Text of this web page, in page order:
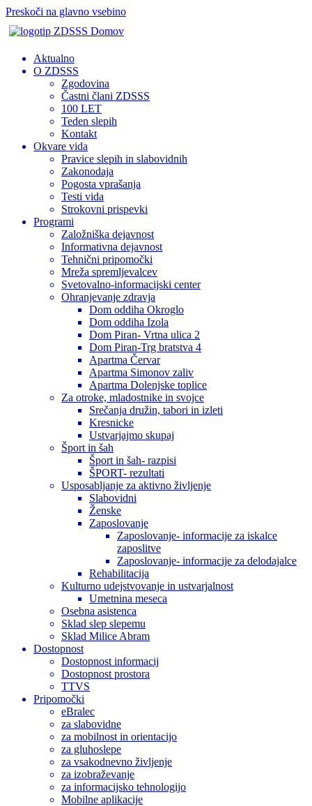
Preskoči na glavno vsebino
Domov
Aktualno
O ZDSSS
Zgodovina
Častni člani ZDSSS
100 LET
Teden slepih
Kontakt
Okvare vida
Pravice slepih in slabovidnih
Zakonodaja
Pogosta vprašanja
Testi vida
Strokovni prispevki
Programi
Založniška dejavnost
Informativna dejavnost
Tehnični pripomočki
Mreža spremljevalcev
Svetovalno-informacijski center
Ohranjevanje zdravja
Dom oddiha Okroglo
Dom oddiha Izola
Dom Piran- Vrtna ulica 2
Dom Piran-Trg bratstva 4
Apartma Červar
Apartma Simonov zaliv
Apartma Dolenjske toplice
Za otroke, mladostnike in svojce
Srečanja družin, tabori in izleti
Kresnicke
Ustvarjajmo skupaj
Šport in šah
Šport in šah- razpisi
ŠPORT- rezultati
Usposabljanje za aktivno življenje
Slabovidni
Ženske
Zaposlovanje
Zaposlovanje- informacije za iskalce
zaposlitve
Zaposlovanje- informacije za delodajalce
Rehabilitacija
Kulturno udejstvovanje in ustvarjalnost
Umetnina meseca
Osebna asistenca
Sklad slep slepemu
Sklad Milice Abram
Dostopnost
Dostopnost informacij
Dostopnost prostora
TTVS
Pripomočki
eBralec
za slabovidne
za mobilnost in orientacijo
za gluhoslepe
za vsakodnevno življenje
za izobraževanje
za informacijsko tehnologijo
Mobilne aplikacije